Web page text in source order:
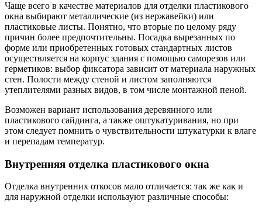
Чаще всего в качестве материалов для отделки пластикового
окна выбирают металлические (из нержавейки) или
пластиковые листы. Понятно, что вторые по целому ряду
причин более предпочтительны. Посадка вырезанных по
форме или приобретенных готовых стандартных листов
осуществляется на корпус здания с помощью саморезов или
герметиков: выбор фиксатора зависит от материала наружных
стен. Полости между стеной и листом заполняются
утеплителями разных видов, в том числе монтажной пеной.
Возможен вариант использования деревянного или
пластикового сайдинга, а также оштукатуривания, но при
этом следует помнить о чувствительности штукатурки к влаге
и перепадам температур.
Внутренняя отделка пластикового окна
Отделка внутренних откосов мало отличается: так же как и
для наружной отделки используют различные способы: